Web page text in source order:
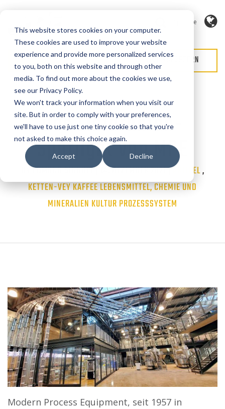
This website stores cookies on your computer.
These cookies are used to improve your website
experience and provide more personalized services
to you, both on this website and through other
media. To find out more about the cookies we use,
see our Privacy Policy.
We won't track your information when you visit our
site. But in order to comply with your preferences,
we'll have to use just one tiny cookie so that you're
not asked to make this choice again.
Accept Decline
Sprache
ANGEBOT ANFORDERN SERVICE ANFORDERN
Das Lieferanten-
Spotlight von MPE
Categories
BY EDMUND SINNOTT | 14. DEZEMBER 2021 |ARTIKEL,
KETTEN-VEYKAFFEELEBENSMITTEL, CHEMIE UND
MINERALIEN KULTUR PROZESSSYSTEM
Modern Process Equipment, seit 1957 in